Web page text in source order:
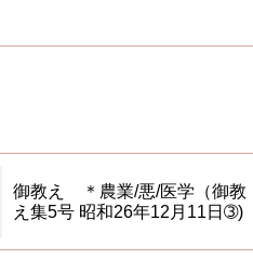
御教え ＊農業/悪/医学（御教
え集5号 昭和26年12月11日➂)